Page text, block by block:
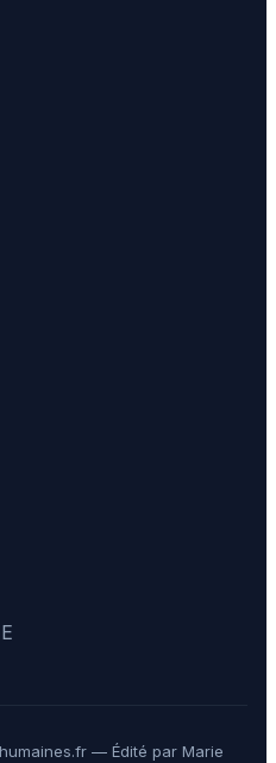
— Édité par Marie